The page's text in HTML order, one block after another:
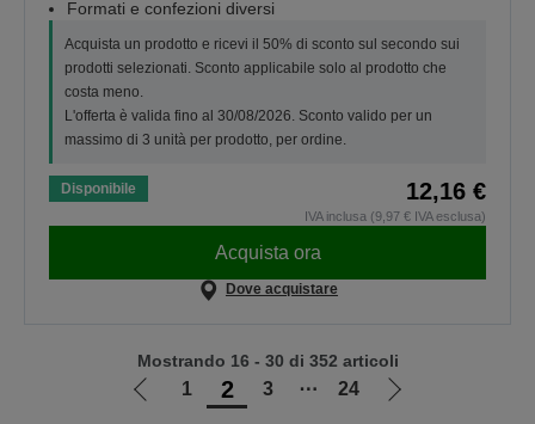
Formati e confezioni diversi
Acquista un prodotto e ricevi il 50% di sconto sul secondo sui
prodotti selezionati. Sconto applicabile solo al prodotto che
costa meno.
L'offerta è valida fino al 30/08/2026. Sconto valido per un
massimo di 3 unità per prodotto, per ordine.
Disponibile 12,16 €
IVA inclusa (9,97 € IVA esclusa)
Acquista ora
Dove acquistare
Vai
1 2 3 ⋯ 24
Vai
Mostrando 16 - 30 di 352 articoli